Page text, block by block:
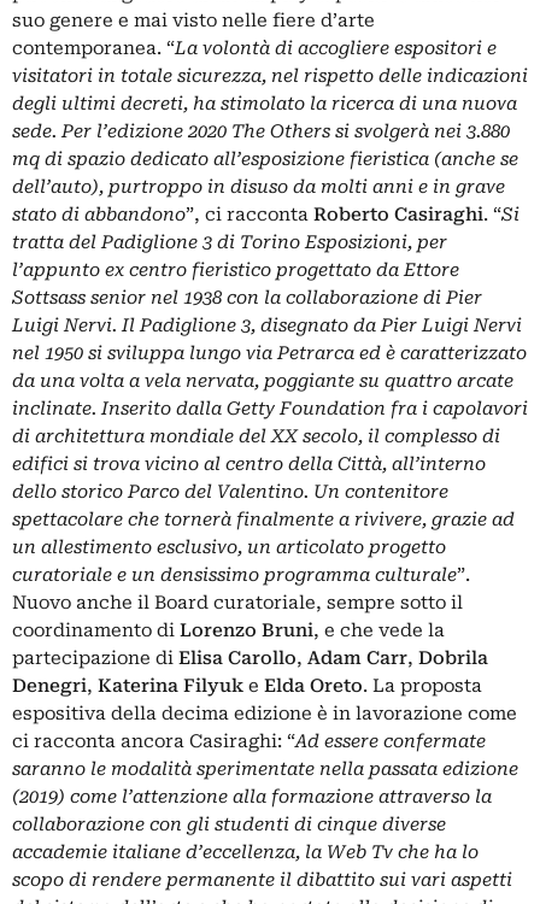
suo genere e mai visto nelle fiere d’arte
contemporanea. “La volontà di accogliere espositori e
visitatori in totale sicurezza, nel rispetto delle indicazioni
degli ultimi decreti, ha stimolato la ricerca di una nuova
sede. Per l’edizione 2020 The Others si svolgerà nei 3.880
mq di spazio dedicato all’esposizione fieristica (anche se
dell’auto), purtroppo in disuso da molti anni e in grave
stato di abbandono”, ci racconta Roberto Casiraghi. “Si
tratta del Padiglione 3 di Torino Esposizioni, per
l’appunto ex centro fieristico progettato da Ettore
Sottsass senior nel 1938 con la collaborazione di Pier
Luigi Nervi. Il Padiglione 3, disegnato da Pier Luigi Nervi
nel 1950 si sviluppa lungo via Petrarca ed è caratterizzato
da una volta a vela nervata, poggiante su quattro arcate
inclinate. Inserito dalla Getty Foundation fra i capolavori
di architettura mondiale del XX secolo, il complesso di
edifici si trova vicino al centro della Città, all’interno
dello storico Parco del Valentino. Un contenitore
spettacolare che tornerà finalmente a rivivere, grazie ad
un allestimento esclusivo, un articolato progetto
curatoriale e un densissimo programma culturale”.
Nuovo anche il Board curatoriale, sempre sotto il
coordinamento di Lorenzo Bruni, e che vede la
partecipazione di Elisa Carollo, Adam Carr, Dobrila
Denegri, Katerina Filyuk e Elda Oreto. La proposta
espositiva della decima edizione è in lavorazione come
ci racconta ancora Casiraghi: “Ad essere confermate
saranno le modalità sperimentate nella passata edizione
(2019) come l’attenzione alla formazione attraverso la
collaborazione con gli studenti di cinque diverse
accademie italiane d’eccellenza, la Web Tv che ha lo
scopo di rendere permanente il dibattito sui vari aspetti